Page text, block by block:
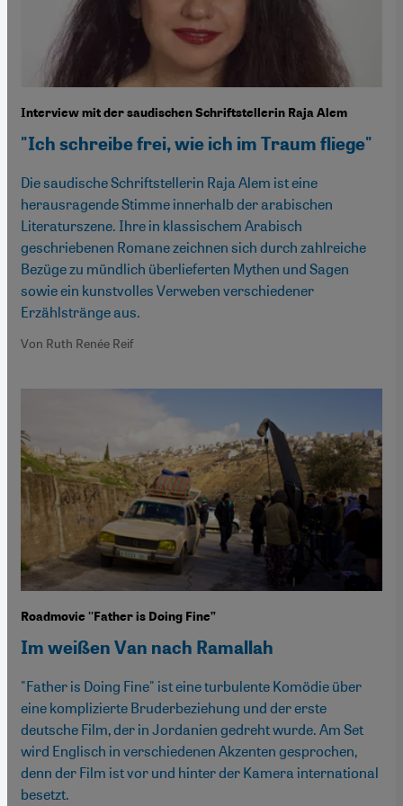
Interview mit der saudischen Schriftstellerin Raja Alem
"Ich schreibe frei, wie ich im Traum fliege"
Die saudische Schriftstellerin Raja Alem ist eine
herausragende Stimme innerhalb der arabischen
Literaturszene. Ihre in klassischem Arabisch
geschriebenen Romane zeichnen sich durch zahlreiche
Bezüge zu mündlich überlieferten Mythen und Sagen
sowie ein kunstvolles Verweben verschiedener
Erzählstränge aus.
Von Ruth Renée Reif
Roadmovie ''Father is Doing Fine”
Im weißen Van nach Ramallah
"Father is Doing Fine" ist eine turbulente Komödie über
eine komplizierte Bruderbeziehung und der erste
deutsche Film, der in Jordanien gedreht wurde. Am Set
wird Englisch in verschiedenen Akzenten gesprochen,
denn der Film ist vor und hinter der Kamera international
besetzt.